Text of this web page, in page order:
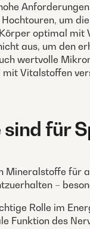
um
optimal mit
aus, um den
wertvolle
Vitalstoffen
für
Mineralstoffe für
–
Rolle im
Funktion des